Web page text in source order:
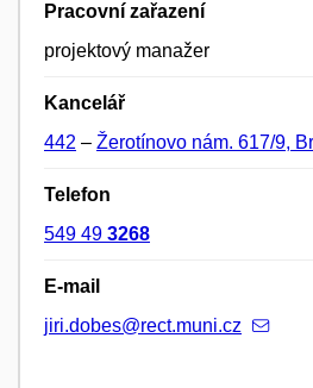
Pracovní zařazení
projektový manažer
Kancelář
442 – Žerotínovo nám. 617/9,
Telefon
549 49 3268
E-mail
jiri.dobes@rect.muni.cz